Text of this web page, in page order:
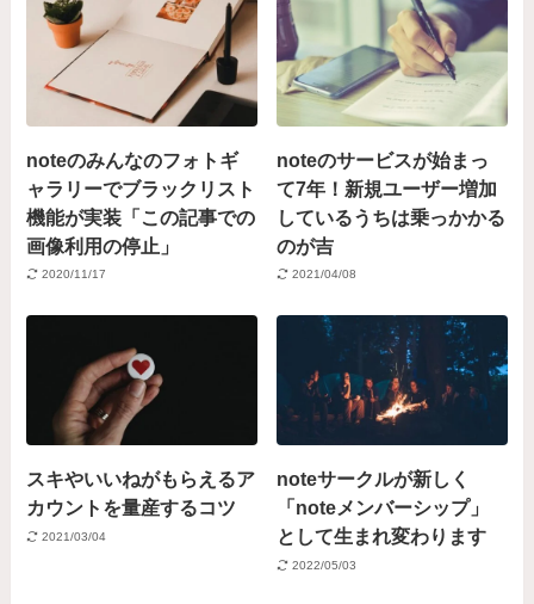
noteのみんなのフォトギ
ャラリーでブラックリスト
機能が実装「この記事での
画像利用の停止」
2020/11/17
noteのサービスが始まっ
て7年！新規ユーザー増加
しているうちは乗っかかる
のが吉
2021/04/08
スキやいいねがもらえるア
カウントを量産するコツ
2021/03/04
noteサークルが新しく
「noteメンバーシップ」
として生まれ変わります
2022/05/03